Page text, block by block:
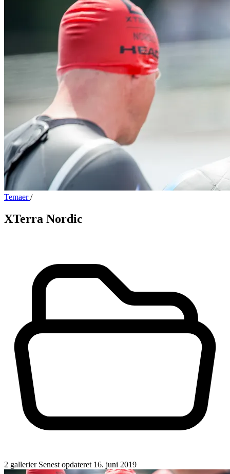
Temaer/
XTerra Nordic
2 gallerier Senest opdateret 16. juni 2019